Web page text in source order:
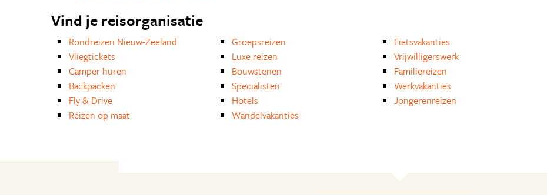
Vind je reisorganisatie
Rondreizen Nieuw-Zeeland
Vliegtickets
Camper huren
Backpacken
Fly & Drive
Reizen op maat
Groepsreizen
Luxe reizen
Bouwstenen
Specialisten
Hotels
Wandelvakanties
Fietsvakanties
Vrijwilligerswerk
Familiereizen
Werkvakanties
Jongerenreizen